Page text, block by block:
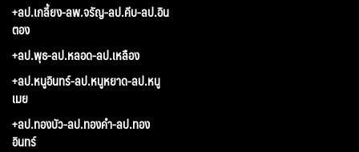
+ลป.เกลี้ยง-ลพ.จรัญ-ลป.คีบ-ลป.อิน
ตอง
+ลป.พุธ-ลป.หลอด-ลป.เหลือง
+ลป.หนูอินทร์-ลป.หนูหยาด-ลป.หนู
เมย
+ลป.ทองบัว-ลป.ทองคำ-ลป.ทอง
อินทร์